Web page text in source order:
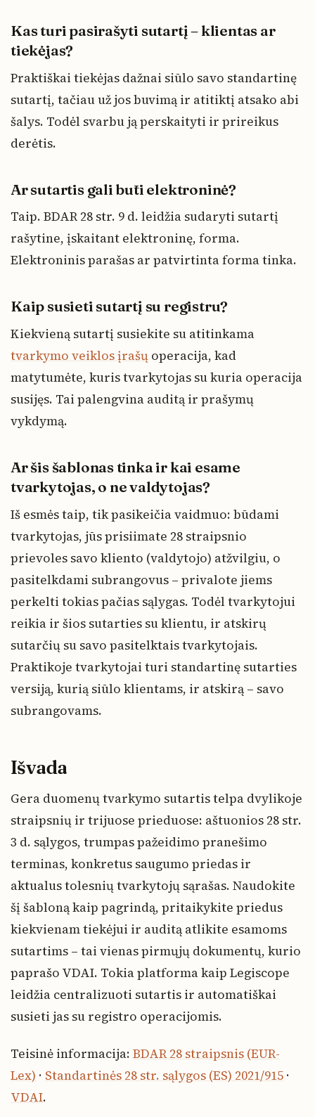
Kas turi pasirašyti sutartį – klientas ar
tiekėjas?
Praktiškai tiekėjas dažnai siūlo savo standartinę
sutartį, tačiau už jos buvimą ir atitiktį atsako abi
šalys. Todėl svarbu ją perskaityti ir prireikus
derėtis.
Ar sutartis gali būti elektroninė?
Taip. BDAR 28 str. 9 d. leidžia sudaryti sutartį
rašytine, įskaitant elektroninę, forma.
Elektroninis parašas ar patvirtinta forma tinka.
Kaip susieti sutartį su registru?
Kiekvieną sutartį susiekite su atitinkama
tvarkymo veiklos įrašų operacija, kad
matytumėte, kuris tvarkytojas su kuria operacija
susijęs. Tai palengvina auditą ir prašymų
vykdymą.
Ar šis šablonas tinka ir kai esame
tvarkytojas, o ne valdytojas?
Iš esmės taip, tik pasikeičia vaidmuo: būdami
tvarkytojas, jūs prisiimate 28 straipsnio
prievoles savo kliento (valdytojo) atžvilgiu, o
pasitelkdami subrangovus – privalote jiems
perkelti tokias pačias sąlygas. Todėl tvarkytojui
reikia ir šios sutarties su klientu, ir atskirų
sutarčių su savo pasitelktais tvarkytojais.
Praktikoje tvarkytojai turi standartinę sutarties
versiją, kurią siūlo klientams, ir atskirą – savo
subrangovams.
Išvada
Gera duomenų tvarkymo sutartis telpa dvylikoje
straipsnių ir trijuose prieduose: aštuonios 28 str.
3 d. sąlygos, trumpas pažeidimo pranešimo
terminas, konkretus saugumo priedas ir
aktualus tolesnių tvarkytojų sąrašas. Naudokite
šį šabloną kaip pagrindą, pritaikykite priedus
kiekvienam tiekėjui ir auditą atlikite esamoms
sutartims – tai vienas pirmųjų dokumentų, kurio
paprašo VDAI. Tokia platforma kaip Legiscope
leidžia centralizuoti sutartis ir automatiškai
susieti jas su registro operacijomis.
Teisinė informacija: BDAR 28 straipsnis (EUR-
Lex) · Standartinės 28 str. sąlygos (ES) 2021/915 ·
VDAI.